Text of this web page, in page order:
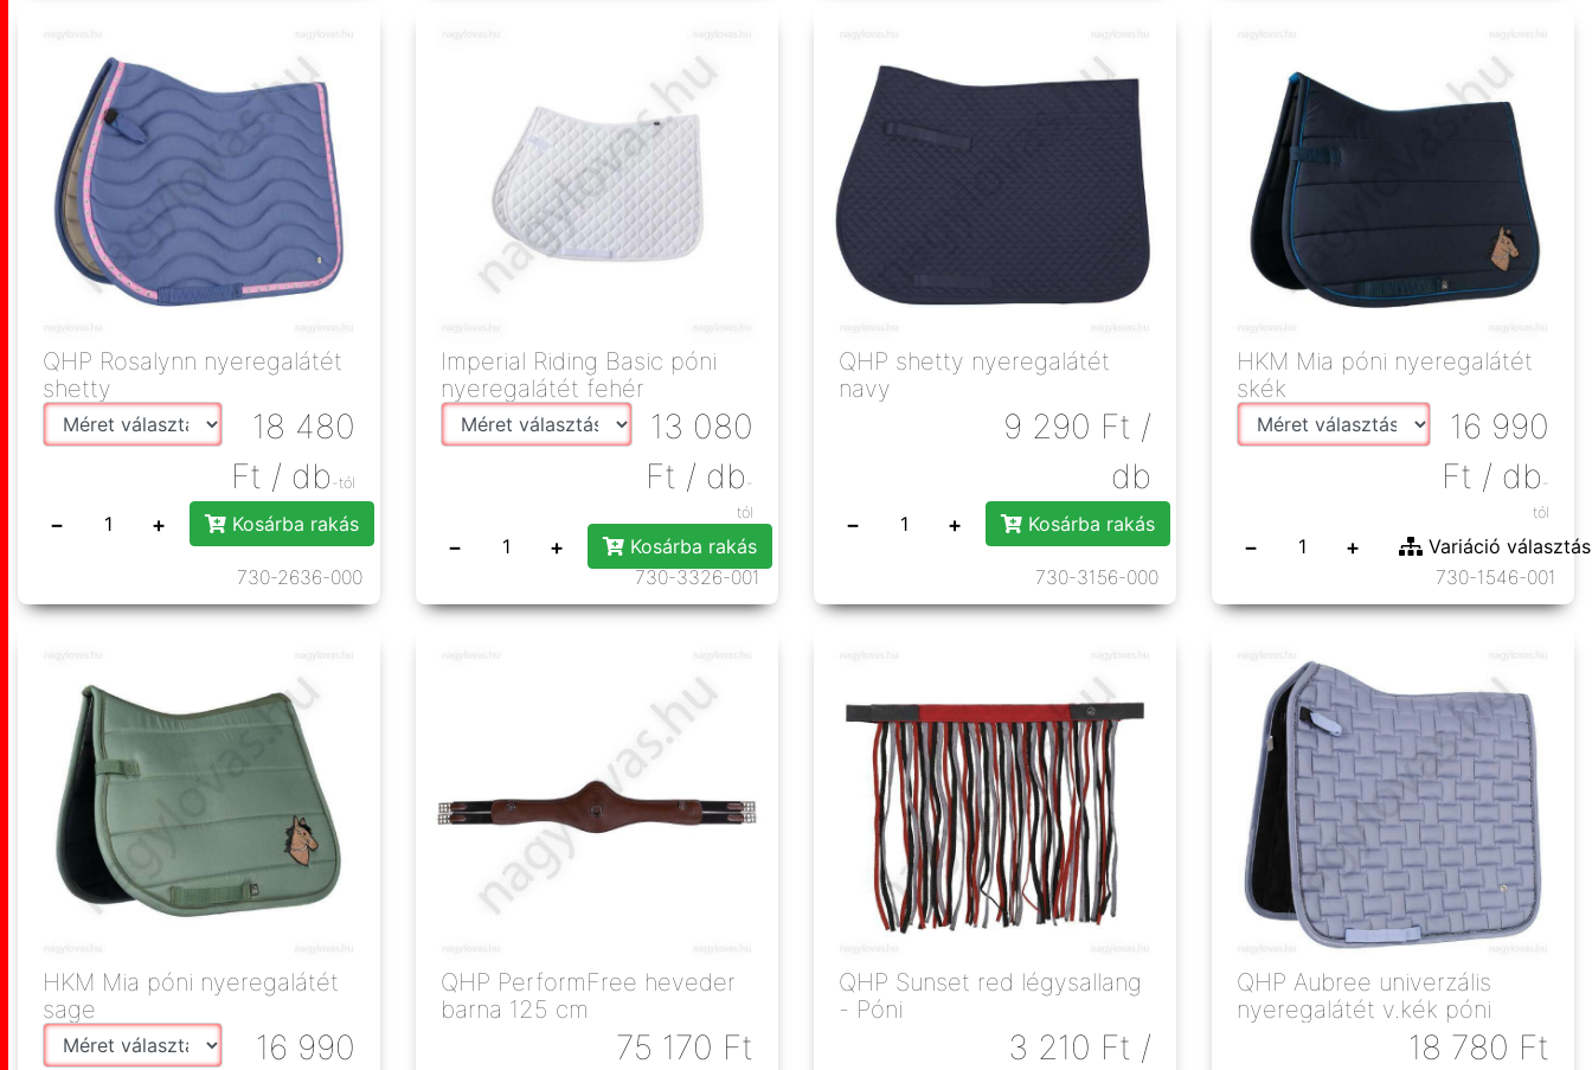
QHP Rosalynn nyeregalátét
shetty
18 480
Ft / db -tól
− + Kosárba rakás
730-2636-000
Imperial Riding Basic póni
nyeregalátét fehér
13 080
Ft / db -
tól
− +
Kosárba rakás
730-3326-001
QHP shetty nyeregalátét
navy
9 290 Ft /
db
− + Kosárba rakás
730-3156-000
HKM Mia póni nyeregalátét
skék
16 990
Ft / db -
tól
− +
Variáció választás
730-1546-001
HKM Mia póni nyeregalátét
sage
16 990
QHP PerformFree heveder
barna 125 cm
75 170 Ft
QHP Sunset red légysallang
- Póni
3 210 Ft /
QHP Aubree univerzális
nyeregalátét v.kék póni
18 780 Ft